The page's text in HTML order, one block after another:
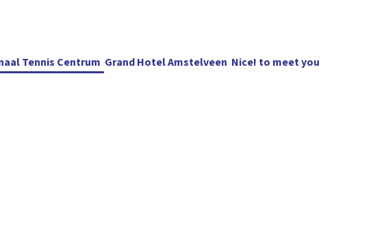
Tennis Centrum Grand Hotel Amstelveen Nice! to meet you